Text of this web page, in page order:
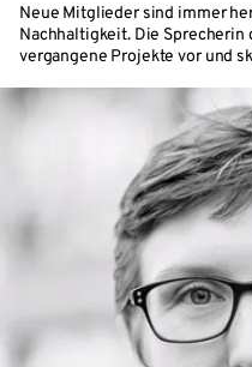
Neue Mitglieder sind immer
Nachhaltigkeit. Die
vergangene Projekte vor und